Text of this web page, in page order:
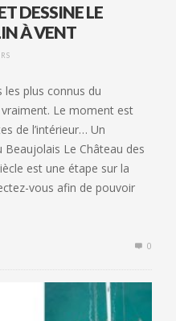
DESSINE LE
À VENT
les plus connus du
Le moment est
de l’intérieur… Un
Le Château des
est une étape sur la
vous afin de pouvoir
0